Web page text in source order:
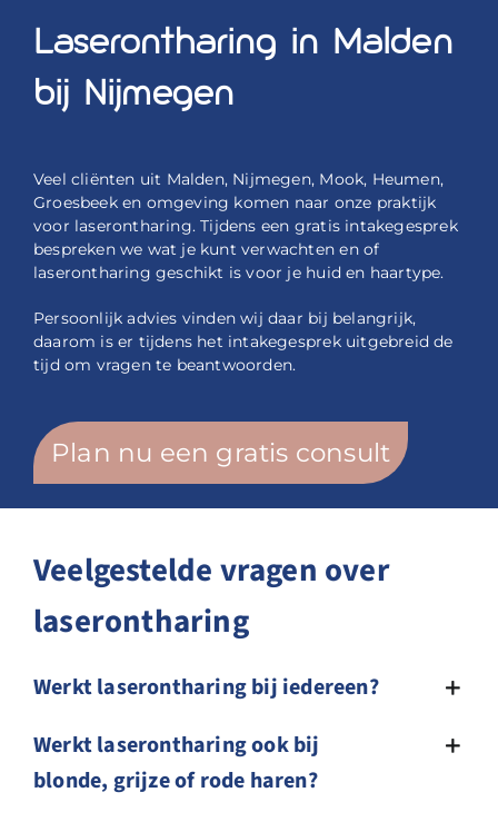
Laserontharing in Malden
bij Nijmegen
Veel cliënten uit Malden, Nijmegen, Mook, Heumen,
Groesbeek en omgeving komen naar onze praktijk
voor laserontharing. Tijdens een gratis intakegesprek
bespreken we wat je kunt verwachten en of
laserontharing geschikt is voor je huid en haartype.
Persoonlijk advies vinden wij daar bij belangrijk,
daarom is er tijdens het intakegesprek uitgebreid de
tijd om vragen te beantwoorden.
Plan nu een gratis consult
Veelgestelde vragen over
laserontharing
Werkt laserontharing bij iedereen?
Werkt laserontharing ook bij
blonde, grijze of rode haren?